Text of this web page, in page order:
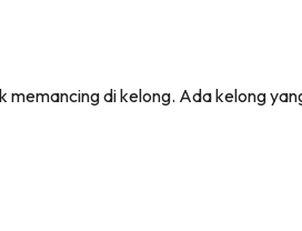
di kelong. Ada kelong